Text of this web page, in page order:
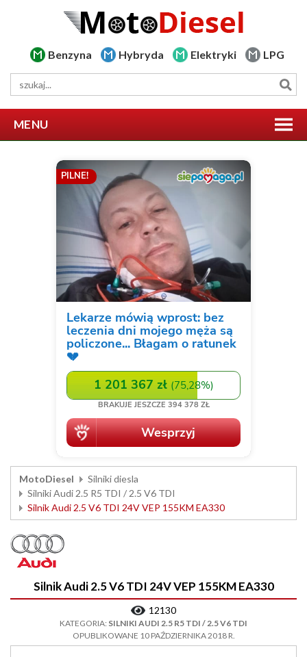
Benzyna Hybryda Elektryki LPG
MENU
MotoDiesel
Silniki diesla
Silniki Audi 2.5 R5 TDI / 2.5 V6 TDI
Silnik Audi 2.5 V6 TDI 24V VEP 155KM EA330
Silnik Audi 2.5 V6 TDI 24V VEP 155KM EA330
12130
KATEGORIA: SILNIKI AUDI 2.5 R5 TDI / 2.5 V6 TDI
OPUBLIKOWANE 10 PAŹDZIERNIKA 2018 R.